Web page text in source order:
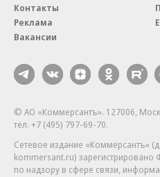
Контакты
Реклама
Вакансии
© АО «Коммерсантъ». 127006,
тел. +7 (495) 797-69-70.
Сетевое издание «Коммерсантъ»
kommersant.ru)
по надзору в сфере связи,